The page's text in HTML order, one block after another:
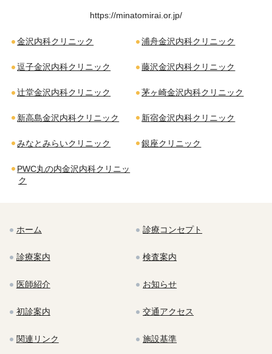
https://minatomirai.or.jp/
金沢内科クリニック 浦舟金沢内科クリニック
逗子金沢内科クリニック 藤沢金沢内科クリニック
辻堂金沢内科クリニック 茅ヶ崎金沢内科クリニック
新高島金沢内科クリニック 新宿金沢内科クリニック
みなとみらいクリニック 銀座クリニック
PWC丸の内金沢内科クリニッ
ク
ホーム 診療コンセプト
診療案内 検査案内
医師紹介 お知らせ
初診案内 交通アクセス
関連リンク 施設基準